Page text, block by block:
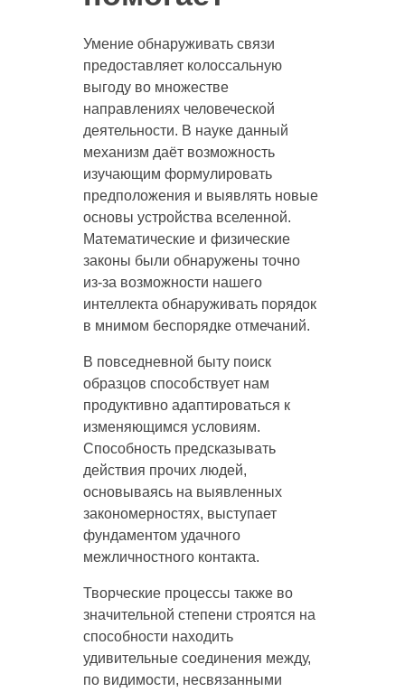
Умение обнаруживать связи
предоставляет колоссальную
выгоду во множестве
направлениях человеческой
деятельности. В науке данный
механизм даёт возможность
изучающим формулировать
предположения и выявлять новые
основы устройства вселенной.
Математические и физические
законы были обнаружены точно
из-за возможности нашего
интеллекта обнаруживать порядок
в мнимом беспорядке отмечаний.
В повседневной быту поиск
образцов способствует нам
продуктивно адаптироваться к
изменяющимся условиям.
Способность предсказывать
действия прочих людей,
основываясь на выявленных
закономерностях, выступает
фундаментом удачного
межличностного контакта.
Творческие процессы также во
значительной степени строятся на
способности находить
удивительные соединения между,
по видимости, несвязанными